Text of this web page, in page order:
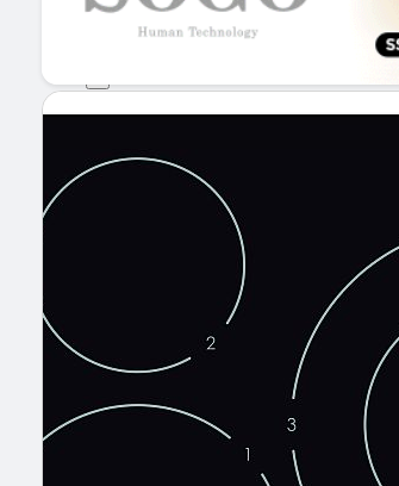
MERCADOS Y TENDENCIAS
HEMEROTECA
Encuentra tu
Buscar